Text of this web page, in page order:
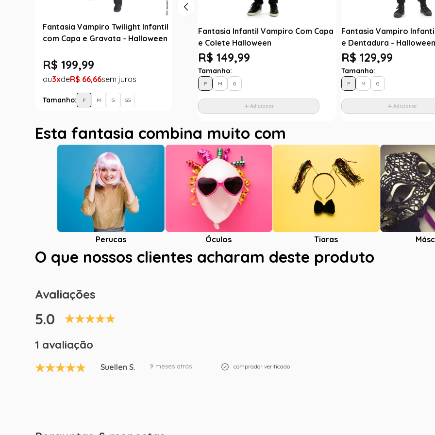
Fantasia Vampiro Twilight Infantil
com Capa e Gravata - Halloween
R$ 199,99
3 R$ 66,66
Tamanho: P M G GG
Fantasia Infantil Vampiro Com Capa
e Colete Halloween
R$ 149,99
Tamanho:
P M G
Adicionar
Fantasia Vampiro
e Dentadura - Halloween
R$ 129,99
Tamanho:
P M G
Adicionar
Esta fantasia combina muito com
Perucas Óculos Tiaras
O que nossos clientes acharam deste produto
Avaliações
5.0
1 avaliação
Suellen S. 9 meses atrás comprador verificado